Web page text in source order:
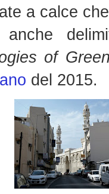
a calce
of
del 2015.